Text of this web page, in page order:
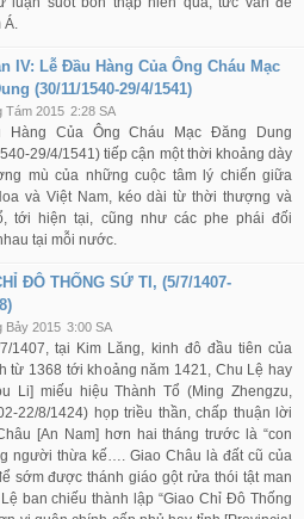
Á.
IV: Lễ Đầu Hàng Của Ông Cháu Mạc
(30/11/1540-29/4/1541)
Tám 2015 2:28 SA
Hàng Của Ông Cháu Mạc Đăng Dung
29/4/1541) tiếp cận một thời khoảng dày
mù của những cuộc tâm lý chiến giữa
và Việt Nam, kéo dài từ thời thượng và
tới hiện tại, cũng như các phe phái đối
tại mỗi nước.
ĐÔ THỐNG SỨ TI, (5/7/1407-
Bảy 2015 3:00 SA
1407, tại Kim Lăng, kinh đô đầu tiên của
từ 1368 tới khoảng năm 1421, Chu Lệ hay
Li] miếu hiệu Thành Tổ (Ming Zhengzu,
22/8/1424) họp triều thần, chấp thuận lời
[An Nam] hơn hai tháng trước là “con
người thừa kế…. Giao Châu là đất cũ của
sớm được thánh giáo gột rửa thói tật man
ban chiếu thành lập “Giao Chỉ Đô Thống